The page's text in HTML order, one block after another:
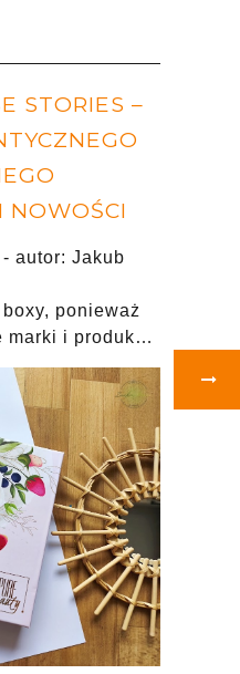
STORIES –
NOWOŚCI
autor: Jakub
ponieważ
marki i produk…